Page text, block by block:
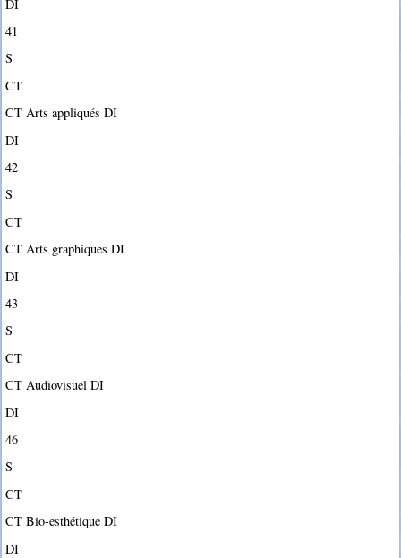
DI
41
S
CT
CT Arts appliqués DI
DI
42
S
CT
CT Arts graphiques DI
DI
43
S
CT
CT Audiovisuel DI
DI
46
S
CT
CT Bio-esthétique DI
DI